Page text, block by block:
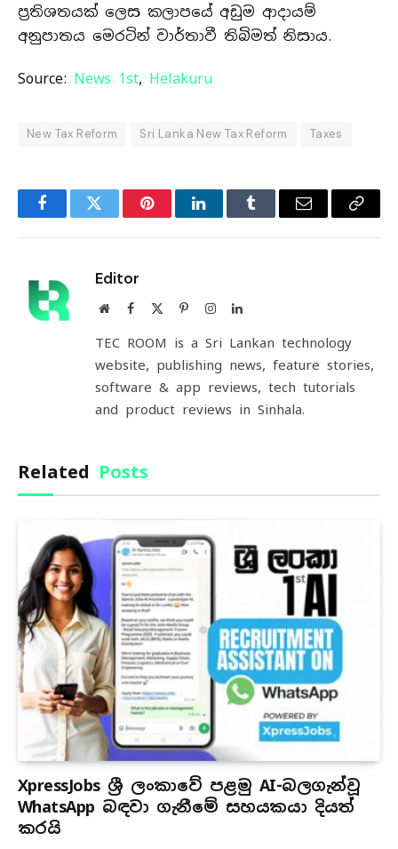
ප්‍රතිශතයක් ලෙස කලාපයේ අඩුම ආදායම්
අනුපාතය මෙරටින් වාර්තාවී තිබිමත් නිසාය.
Source: News 1st, Helakuru
New Tax Reform Sri Lanka New Tax Reform Taxes
FacebookTwitter PinterestLinkedInTumblr Email
Copy
Editor
WebsiteFacebook PinterestInstagramLinkedIn
TEC ROOM is a Sri Lankan technology
website, publishing news, feature stories,
software & app reviews, tech tutorials
and product reviews in Sinhala.
Related Posts
XpressJobs ශ්‍රී ලංකාවේ පළමු AI-බලගැන්වූ
WhatsApp බඳවා ගැනීමේ සහයකයා දියත්
කරයි